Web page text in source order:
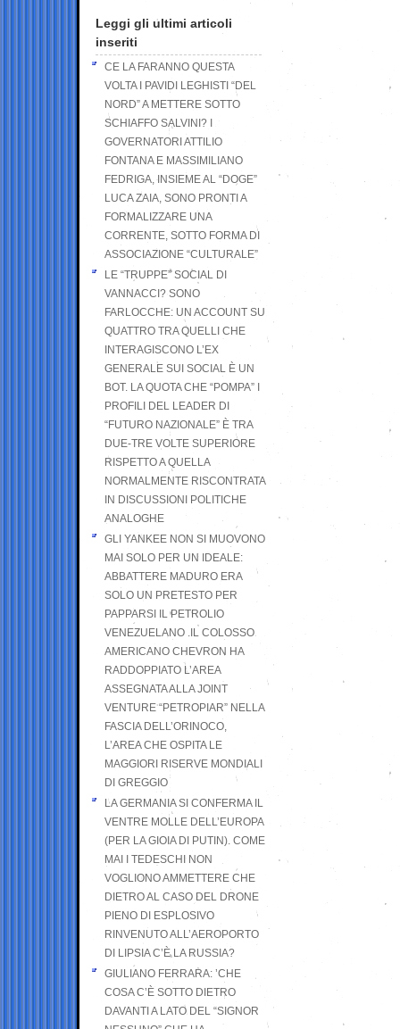
Leggi gli ultimi articoli
inseriti
CE LA FARANNO QUESTA
VOLTA I PAVIDI LEGHISTI “DEL
NORD” A METTERE SOTTO
SCHIAFFO SALVINI? I
GOVERNATORI ATTILIO
FONTANA E MASSIMILIANO
FEDRIGA, INSIEME AL “DOGE”
LUCA ZAIA, SONO PRONTI A
FORMALIZZARE UNA
CORRENTE, SOTTO FORMA DI
ASSOCIAZIONE “CULTURALE”
LE “TRUPPE” SOCIAL DI
VANNACCI? SONO
FARLOCCHE: UN ACCOUNT SU
QUATTRO TRA QUELLI CHE
INTERAGISCONO L’EX
GENERALE SUI SOCIAL È UN
BOT. LA QUOTA CHE “POMPA” I
PROFILI DEL LEADER DI
“FUTURO NAZIONALE” È TRA
DUE-TRE VOLTE SUPERIORE
RISPETTO A QUELLA
NORMALMENTE RISCONTRATA
IN DISCUSSIONI POLITICHE
ANALOGHE
GLI YANKEE NON SI MUOVONO
MAI SOLO PER UN IDEALE:
ABBATTERE MADURO ERA
SOLO UN PRETESTO PER
PAPPARSI IL PETROLIO
VENEZUELANO .IL COLOSSO
AMERICANO CHEVRON HA
RADDOPPIATO L’AREA
ASSEGNATA ALLA JOINT
VENTURE “PETROPIAR” NELLA
FASCIA DELL’ORINOCO,
L’AREA CHE OSPITA LE
MAGGIORI RISERVE MONDIALI
DI GREGGIO
LA GERMANIA SI CONFERMA IL
VENTRE MOLLE DELL’EUROPA
(PER LA GIOIA DI PUTIN). COME
MAI I TEDESCHI NON
VOGLIONO AMMETTERE CHE
DIETRO AL CASO DEL DRONE
PIENO DI ESPLOSIVO
RINVENUTO ALL’AEROPORTO
DI LIPSIA C’È LA RUSSIA?
GIULIANO FERRARA: ’CHE
COSA C’È SOTTO DIETRO
DAVANTI A LATO DEL “SIGNOR